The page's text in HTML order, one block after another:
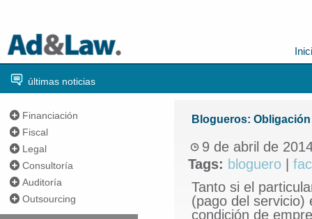
últimas noticias
Financiación
Fiscal
Legal
Consultoría
Auditoría
Outsourcing
Blogueros:
9 de abril de
Tags: bloguero
Tanto si el
(pago del servicio)
condición de